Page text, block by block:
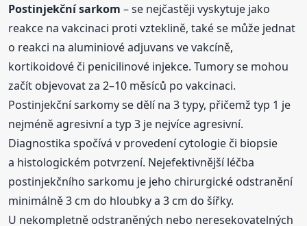
Postinjekční sarkom – se nejčastěji vyskytuje jako
reakce na vakcinaci proti vzteklině, také se může jednat
o reakci na aluminiové adjuvans ve vakcíně,
kortikoidové či penicilinové injekce. Tumory se mohou
začít objevovat za 2–10 měsíců po vakcinaci.
Postinjekční sarkomy se dělí na 3 typy, přičemž typ 1 je
nejméně agresivní a typ 3 je nejvíce agresivní.
Diagnostika spočívá v provedení cytologie či biopsie
a histologickém potvrzení. Nejefektivnější léčba
postinjekčního sarkomu je jeho chirurgické odstranění
minimálně 3 cm do hloubky a 3 cm do šířky.
U nekompletně odstraněných nebo neresekovatelných